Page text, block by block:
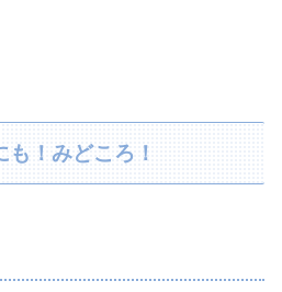
！みどころ！